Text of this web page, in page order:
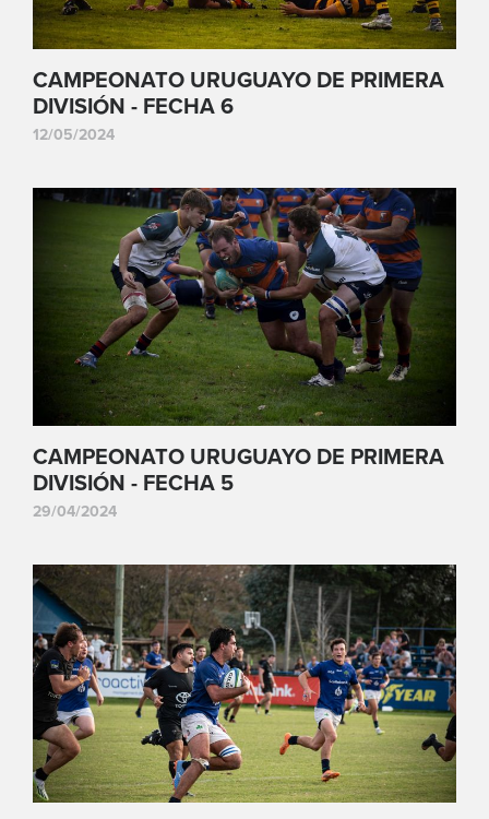
CAMPEONATO URUGUAYO DE PRIMERA
DIVISIÓN - FECHA 6
12/05/2024
CAMPEONATO URUGUAYO DE PRIMERA
DIVISIÓN - FECHA 5
29/04/2024